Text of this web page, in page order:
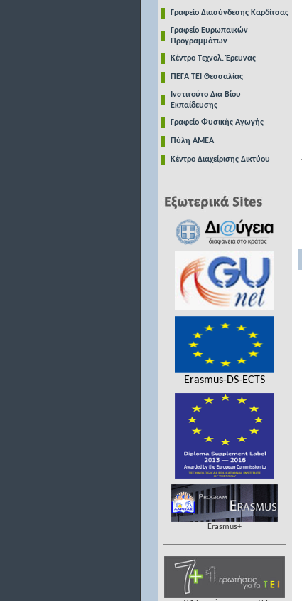
Γραφείο Διασύνδεσης Καρδίτσας
Γραφείο Ευρωπαικών
Προγραμμάτων
Κέντρο Τεχνολ. Έρευνας
ΠΕΓΑ ΤΕΙ Θεσσαλίας
Ινστιτούτο Δια Βίου
Εκπαίδευσης
Γραφείο Φυσικής Αγωγής
Πύλη ΑΜΕΑ
Κέντρο Διαχείρισης Δικτύου
Erasmus-DS-ECTS
Erasmus+